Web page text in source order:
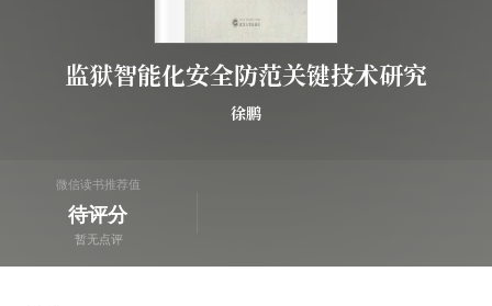
监狱智能化安全防范关键技术研究
徐鹏
微信读书推荐值
待评分
暂无点评